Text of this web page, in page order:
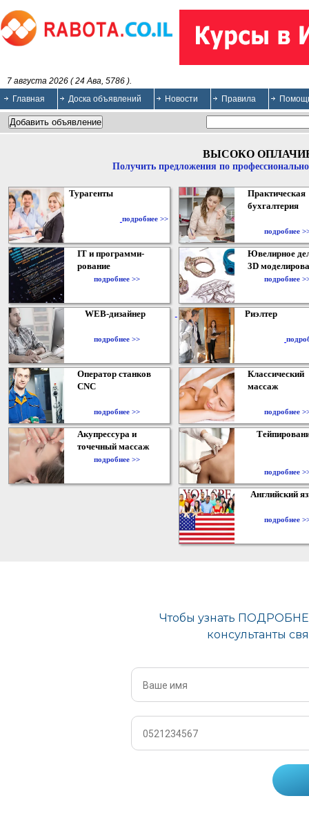
7 августа 2026 ( 24 Ава, 5786 ).
Главная
Доска объявлений Новости Правила
ВЫСОКО
Получить предложения по
Турагенты
подробнее >>
Практическая
бухгалтерия
подробнее
IT и программи-
рование
подробнее >>
Ювелирное
3D
подробнее
WEB-дизайнер
подробнее >>
Риэлтер
Оператор станков
CNC
подробнее >>
Классический
массаж
подробнее
Акупрессура и
точечный массаж
подробнее >>
подробнее
Английский
подробнее